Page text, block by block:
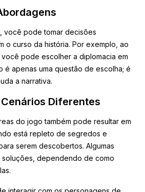
você pode tomar decisões
o curso da história. Por exemplo, ao
você pode escolher a diplomacia em
é apenas uma questão de escolha; é
a narrativa.
Diferentes
do jogo também pode resultar em
está repleto de segredos e
serem descobertos. Algumas
soluções, dependendo de como